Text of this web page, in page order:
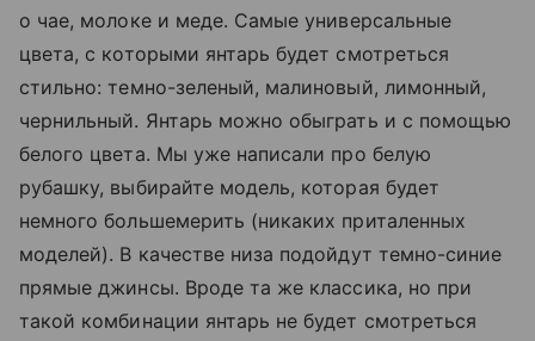
о чае, молоке и меде. Самые универсальные
цвета, с которыми янтарь будет смотреться
стильно: темно-зеленый, малиновый, лимонный,
чернильный. Янтарь можно обыграть и с помощью
белого цвета. Мы уже написали про белую
рубашку, выбирайте модель, которая будет
немного большемерить (никаких приталенных
моделей). В качестве низа подойдут темно-синие
прямые джинсы. Вроде та же классика, но при
такой комбинации янтарь не будет смотреться